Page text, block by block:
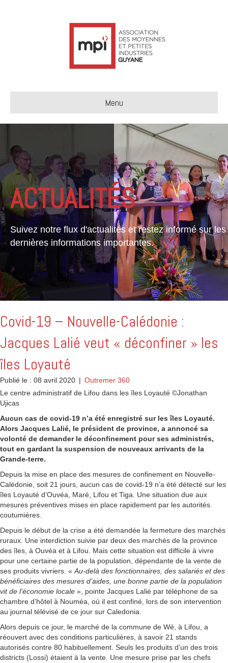
Menu
ACTUALITÉS
Suivez notre flux d'actualités et restez informé sur les
dernières informations importantes.
Covid-19 – Nouvelle-Calédonie :
Jacques Lalié veut « déconfiner » les
îles Loyauté
Publié le : 08 avril 2020 | Outremer 360
Le centre administratif de Lifou dans les îles Loyauté ©Jonathan
Ujicas
Aucun cas de covid-19 n’a été enregistré sur les îles Loyauté.
Alors Jacques Lalié, le président de province, a annoncé sa
volonté de demander le déconfinement pour ses administrés,
tout en gardant la suspension de nouveaux arrivants de la
Grande-terre.
Depuis la mise en place des mesures de confinement en Nouvelle-
Calédonie, soit 21 jours, aucun cas de covid-19 n’a été détecté sur les
îles Loyauté d’Ouvéa, Maré, Lifou et Tiga. Une situation due aux
mesures préventives mises en place rapidement par les autorités
coutumières.
Depuis le début de la crise a été demandée la fermeture des marchés
ruraux. Une interdiction suivie par deux des marchés de la province
des îles, à Ouvéa et à Lifou. Mais cette situation est difficile à vivre
pour une certaine partie de la population, dépendante de la vente de
ses produits vivriers. « Au-delà des fonctionnaires, des salariés et des
bénéficiaires des mesures d’aides, une bonne partie de la population
vit de l’économie locale », pointe Jacques Lalié par téléphone de sa
chambre d’hôtel à Nouméa, où il est confiné, lors de son intervention
au journal télévisé de ce jour sur Caledonia.
Alors depuis ce jour, le marché de la commune de Wé, à Lifou, a
réouvert avec des conditions particulières, à savoir 21 stands
autorisés contre 80 habituellement. Seuls les produits d’un des trois
districts (Lossi) étaient à la vente. Une mesure prise par les chefs